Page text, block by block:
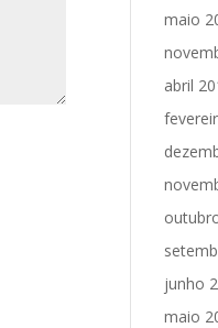
maio
abril
junho
maio